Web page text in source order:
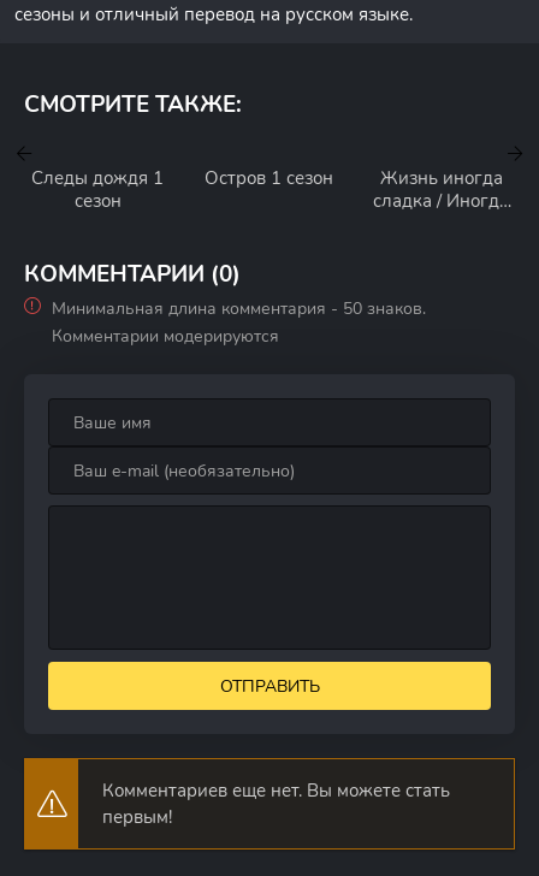
сезоны и отличный перевод на русском языке.
СМОТРИТЕ ТАКЖЕ:
Следы дождя 1
сезон
Остров 1 сезон
Жизнь иногда
сладка / Иногда
КОММЕНТАРИИ (0)
Минимальная длина комментария - 50 знаков.
Комментарии модерируются
ОТПРАВИТЬ
Комментариев еще нет. Вы можете стать
первым!